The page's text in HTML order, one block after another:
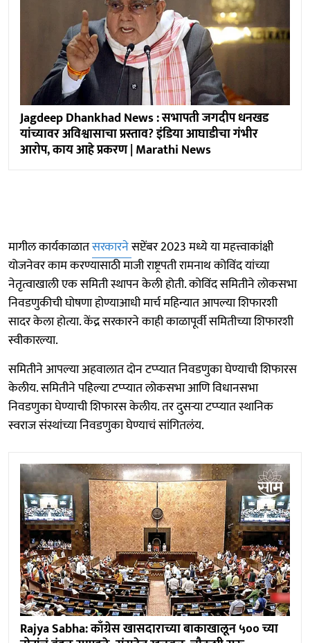
Jagdeep Dhankhad News : सभापती जगदीप धनखड
यांच्यावर अविश्वासाचा प्रस्ताव? इंडिया आघाडीचा गंभीर
आरोप, काय आहे प्रकरण | Marathi News
मागील कार्यकाळातसरकारनेसप्टेंबर 2023 मध्ये या महत्त्वाकांक्षी
योजनेवर काम करण्यासाठी माजी राष्ट्रपती रामनाथ कोविंद यांच्या
नेतृत्वाखाली एक समिती स्थापन केली होती. कोविंद समितीने लोकसभा
निवडणुकीची घोषणा होण्याआधी मार्च महिन्यात आपल्या शिफारशी
सादर केला होत्या. केंद्र सरकारने काही काळापूर्वी समितीच्या शिफारशी
स्वीकारल्या.
समितीने आपल्या अहवालात दोन टप्प्यात निवडणुका घेण्याची शिफारस
केलीय. समितीने पहिल्या टप्प्यात लोकसभा आणि विधानसभा
निवडणुका घेण्याची शिफारस केलीय. तर दुसऱ्या टप्प्यात स्थानिक
स्वराज संस्थांच्या निवडणुका घेण्याचं सांगितलंय.
Rajya Sabha: काँग्रेस खासदाराच्या बाकाखालून ५०० च्या